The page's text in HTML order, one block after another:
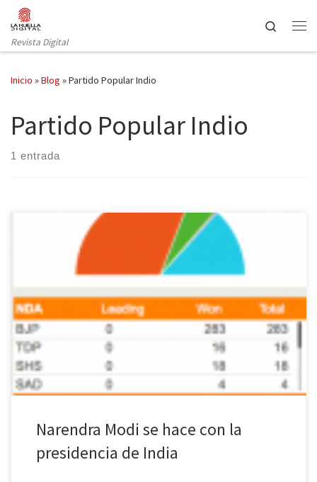
Saltar al contenido
Revista Digital
Search
Inicio »Blog »Partido Popular Indio
Partido Popular Indio
1 entrada
Según los primeros datos difundidos por el diario The Times of
India, el Partido Popular Indio (BJP) ha obtenido 283 escaños en
las elecciones generales, por lo que su candidato, Narenda Modi
será el próximo primer ministro. Muy por debajo se sitúa el
Congreso Nacional Indio (INC por sus siglas […]
Narendra Modi se hace con la
presidencia de India